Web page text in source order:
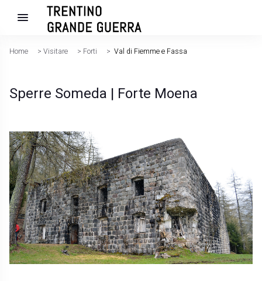
Home >Visitare > Forti >Val di Fiemme e Fassa
Sperre Someda | Forte Moena